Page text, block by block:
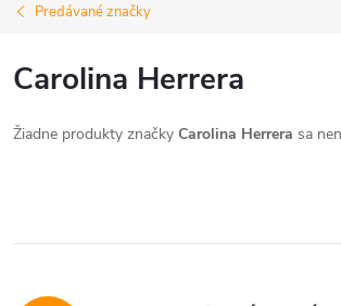
Predávané značky
Carolina Herrera
Žiadne produkty značky Carolina Herrera sa